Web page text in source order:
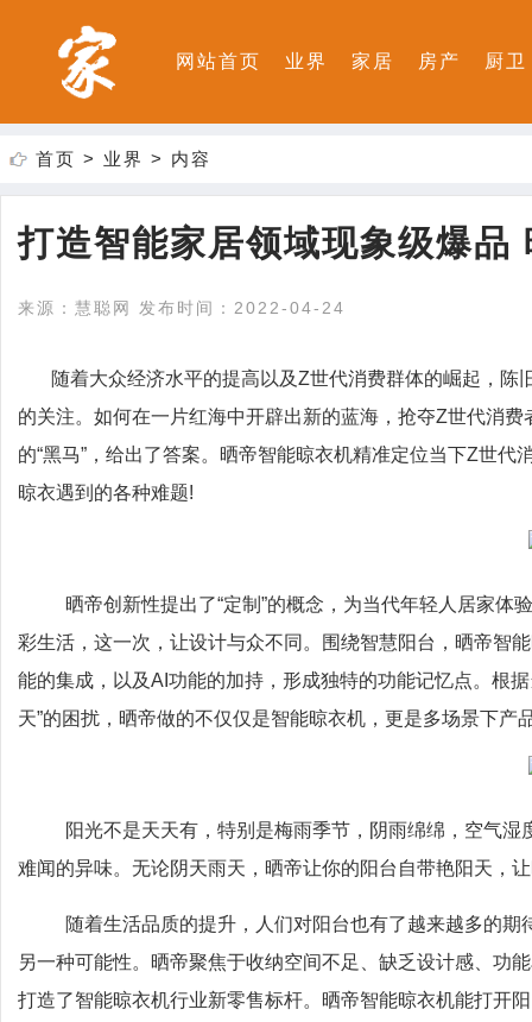
网站首页 业界 家居 房产 厨卫
首页 > 业界 > 内容
打造智能家居领域现象级爆品
来源：慧聪网 发布时间：2022-04-24
随着大众经济水平的提高以及Z世代消费群体的崛起，
的关注。如何在一片红海中开辟出新的蓝海，抢夺Z世代消
的“黑马”，给出了答案。晒帝智能晾衣机精准定位当下Z世
晾衣遇到的各种难题!
晒帝创新性提出了“定制”的概念，为当代年轻人居家体
彩生活，这一次，让设计与众不同。围绕智慧阳台，晒帝智
能的集成，以及AI功能的加持，形成独特的功能记忆点。根
天”的困扰，晒帝做的不仅仅是智能晾衣机，更是多场景下产
阳光不是天天有，特别是梅雨季节，阴雨绵绵，空气湿
难闻的异味。无论阴天雨天，晒帝让你的阳台自带艳阳天，
随着生活品质的提升，人们对阳台也有了越来越多的期
另一种可能性。晒帝聚焦于收纳空间不足、缺乏设计感、功
打造了智能晾衣机行业新零售标杆。晒帝智能晾衣机能打开